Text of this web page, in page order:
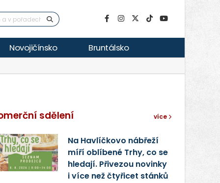
Novojičínsko Bruntálsko
sdělení více
Na Havlíčkovo nábřeží
míří oblíbené Trhy, co se
hledají. Přivezou novinky
i více než čtyřicet stánků